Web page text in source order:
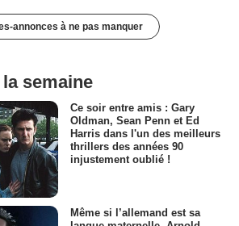
annonces à ne pas manquer
semaine
Ce soir entre amis : Gary
Oldman, Sean Penn et Ed
Harris dans l'un des meilleurs
thrillers des années 90
injustement oublié !
Même si l’allemand est sa